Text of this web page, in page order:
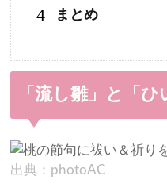
4 まとめ
「流し雛」と「
出典：photoAC